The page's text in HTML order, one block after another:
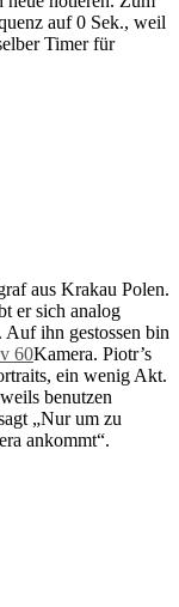
auf 0 Sek., weil
Timer für
aus Krakau Polen.
er sich analog
Auf ihn gestossen bin
60Kamera. Piotr’s
ein wenig Akt.
benutzen
„Nur um zu
ankommt“.